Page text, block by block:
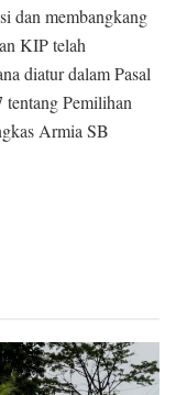
dan membangkang
KIP telah
diatur dalam Pasal
Pemilihan
Armia SB